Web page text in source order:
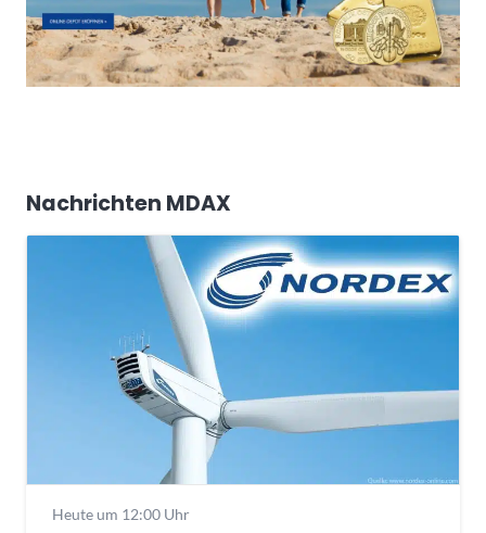
Nachrichten MDAX
Heute um 12:00 Uhr